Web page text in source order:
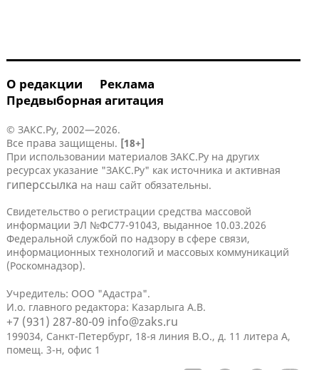
О редакции
Реклама
Предвыборная агитация
© ЗАКС.Ру, 2002—2026.
Все права защищены. [18+]
При использовании материалов ЗАКС.Ру на других
ресурсах указание "ЗАКС.Ру" как источника и активная
гиперссылка на наш сайт обязательны.
Свидетельство о регистрации средства массовой
информации ЭЛ №ФС77-91043, выданное 10.03.2026
Федеральной службой по надзору в сфере связи,
информационных технологий и массовых коммуникаций
(Роскомнадзор).
Учредитель: ООО "Адастра".
И.о. главного редактора: Казарлыга А.В.
+7 (931) 287-80-09 info@zaks.ru
199034, Санкт-Петербург, 18-я линия В.О., д. 11 литера А,
помещ. 3-н, офис 1